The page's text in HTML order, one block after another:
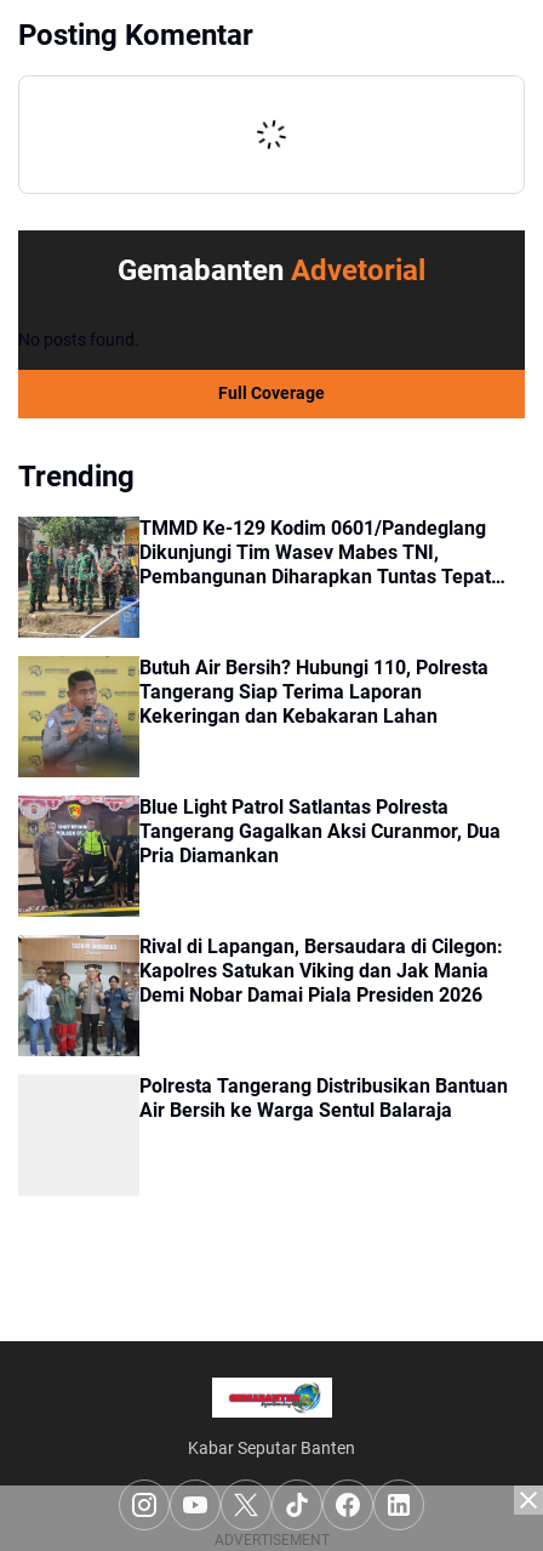
Posting Komentar
Gemabanten Advetorial
No posts found.
Full Coverage
Trending
TMMD Ke-129 Kodim 0601/Pandeglang
Dikunjungi Tim Wasev Mabes TNI,
Pembangunan Diharapkan Tuntas Tepat
Butuh Air Bersih? Hubungi 110, Polresta
Tangerang Siap Terima Laporan
Kekeringan dan Kebakaran Lahan
Blue Light Patrol Satlantas Polresta
Tangerang Gagalkan Aksi Curanmor, Dua
Pria Diamankan
Rival di Lapangan, Bersaudara di Cilegon:
Kapolres Satukan Viking dan Jak Mania
Demi Nobar Damai Piala Presiden 2026
Polresta Tangerang Distribusikan Bantuan
Air Bersih ke Warga Sentul Balaraja
ADVERTISEMENT
Kabar Seputar Banten